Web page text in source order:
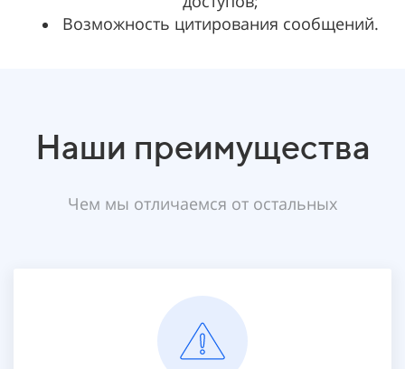
Возможность цитирования сообщений.
Наши преимущества
Чем мы отличаемся от остальных